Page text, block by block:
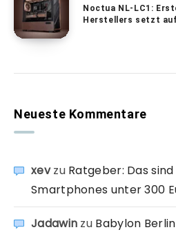
Noctua NL-LC1:
Herstellers setzt
Neueste Kommentare
xevzu Ratgeber: Das
Smartphones unter 300
Jadawin zu Babylon